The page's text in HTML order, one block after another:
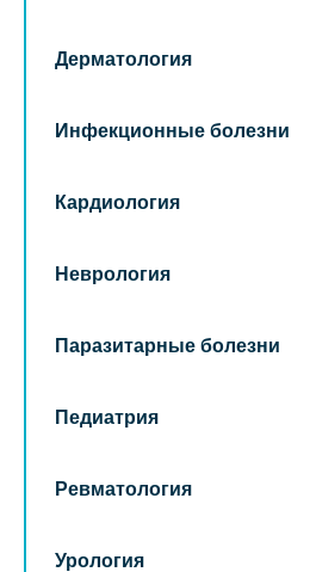
Дерматология
Инфекционные болезни
Кардиология
Неврология
Паразитарные болезни
Педиатрия
Ревматология
Урология